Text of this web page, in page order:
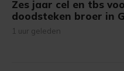
Zes jaar cel en tbs
doodsteken broer in
1 uur geleden